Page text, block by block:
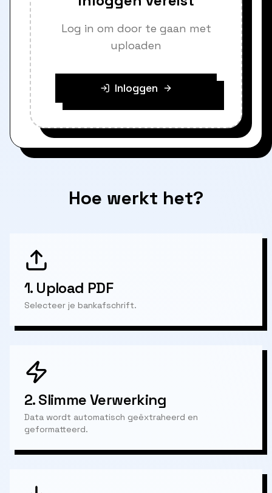
Log in om door te gaan met
uploaden
Inloggen
Hoe werkt het?
1. Upload PDF
Selecteer je bankafschrift.
2.Slimme Verwerking
Data wordt automatisch geëxtraheerd en
geformatteerd.